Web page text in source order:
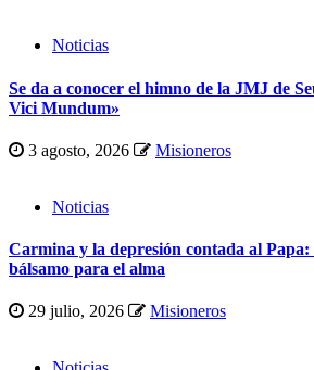
Noticias
Se da a conocer el himno de la JMJ de
Vici Mundum»
3 agosto, 2026 Misioneros
Noticias
Carmina y la depresión contada al Papa:
bálsamo para el alma
29 julio, 2026 Misioneros